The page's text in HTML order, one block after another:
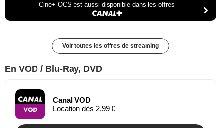
Cine+ OCS est aussi disponible dans les offres
Voir toutes les offres de streaming
En VOD / Blu-Ray, DVD
Canal VOD
Location dès 2,99 €